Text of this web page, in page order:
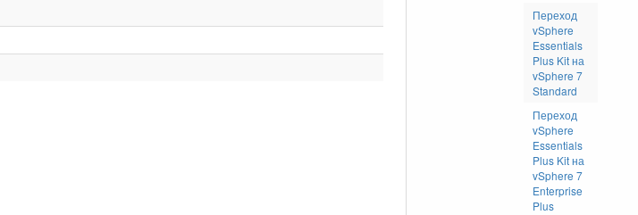
Переход
vSphere
Essentials
Plus Kit на
vSphere 7
Standard
Переход
vSphere
Essentials
Plus Kit на
vSphere 7
Enterprise
Plus